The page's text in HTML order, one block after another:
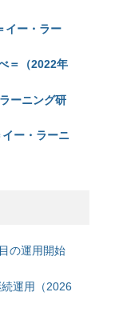
イー・ラー
＝（2022年
ーニング研
ー・ラーニ
の運用開始
運用（2026